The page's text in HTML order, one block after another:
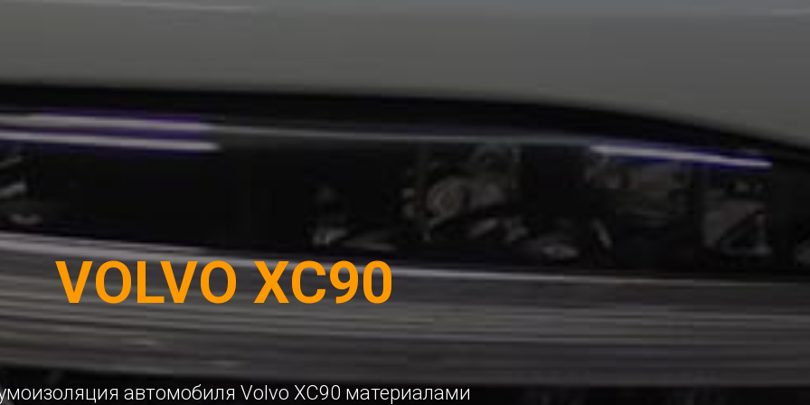
VOLVO XC90
автомобиля Volvo XC90 материалами